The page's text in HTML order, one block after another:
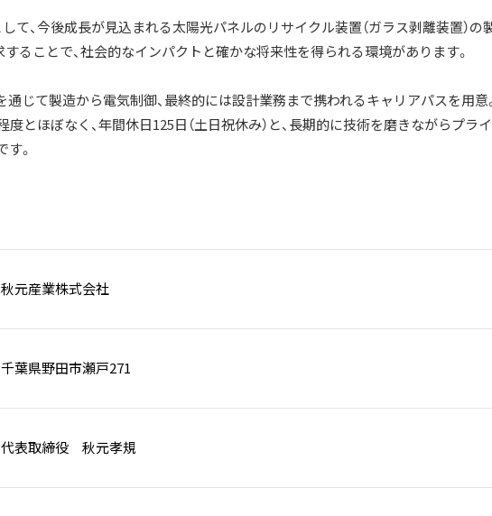
て、今後成長が見込まれる太陽光パネルのリサイクル装置（ガラス剥離装置）の
ることで、社会的なインパクトと確かな将来性を得られる環境があります。
通じて製造から電気制御、最終的には設計業務まで携われるキャリアパスを用意
とほぼなく、年間休日125日（土日祝休み）と、長期的に技術を磨きながらプラ
。
秋元産業株式会社
千葉県野田市瀬戸271
代表取締役 秋元孝規